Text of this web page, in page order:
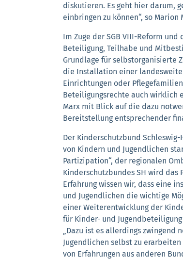
diskutieren. Es geht hier darum,
einbringen zu können“, so Marion
Im Zuge der SGB VIII-Reform
Beteiligung, Teilhabe und
Grundlage für selbstorganisierte
die Installation einer
Einrichtungen oder
Beteiligungsrechte auch wirklich
Marx mit Blick auf die dazu
Bereitstellung entsprechender
Der Kinderschutzbund
von Kindern und Jugendlichen
Partizipation“, der regionalen
Kinderschutzbundes SH wird das
Erfahrung wissen wir, dass eine
und Jugendlichen die wichtige
einer Weiterentwicklung der
für Kinder- und
„Dazu ist es allerdings
Jugendlichen selbst zu
von Erfahrungen aus anderen